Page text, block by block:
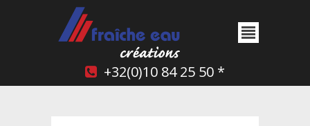
+32(0)10 84 25 50 *